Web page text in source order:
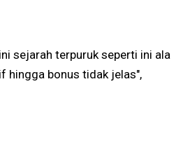
sejarah terpuruk seperti ini ala
hingga bonus tidak jelas",